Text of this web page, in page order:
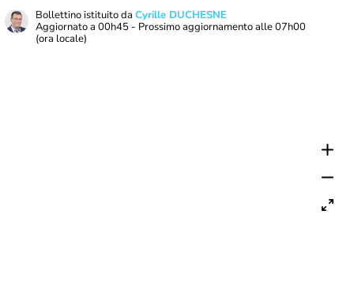
Bollettino istituito da Cyrille DUCHESNE
Aggiornato a 00h45 - Prossimo aggiornamento alle07h00
(ora locale)